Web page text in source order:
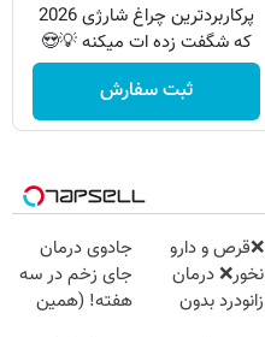
پرکاربردترین چراغ شارژی 2026
که شگفت زده ات میکنه 💡😍
ثبت سفارش
❌قرص‌ و دارو
نخور❌ درمان
زانودرد بدون
جادوی درمان
جای زخم در سه
هفته! (همین